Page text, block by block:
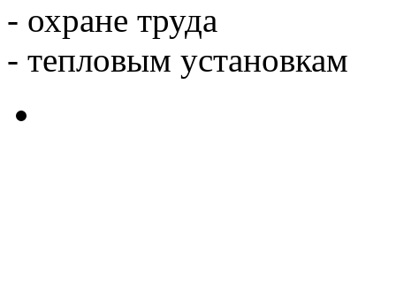
- охране труда
- тепловым установкам